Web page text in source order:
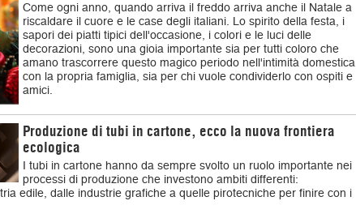
Come ogni anno, quando arriva il freddo arriva anche il Natale a
riscaldare il cuore e le case degli italiani. Lo spirito della festa, i
sapori dei piatti tipici dell'occasione, i colori e le luci delle
decorazioni, sono una gioia importante sia per tutti coloro che
amano trascorrere questo magico periodo nell'intimità domestica
con la propria famiglia, sia per chi vuole condividerlo con ospiti e
amici.
Produzione di tubi in cartone, ecco la nuova frontiera
ecologica
I tubi in cartone hanno da sempre svolto un ruolo importante nei
processi di produzione che investono ambiti differenti:
edile, dalle industrie grafiche a quelle pirotecniche per finire con i